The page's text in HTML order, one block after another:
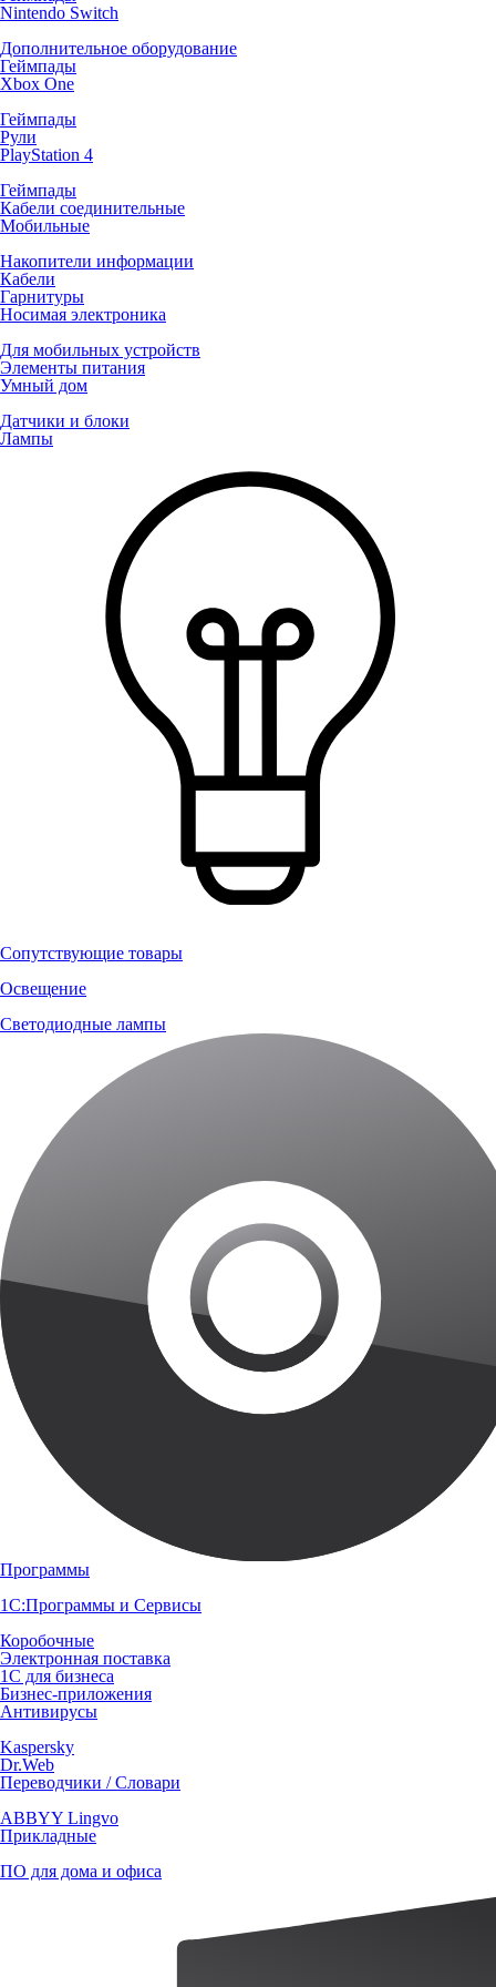
Nintendo Switch
Дополнительное оборудование
Геймпады
Xbox One
Геймпады
Рули
PlayStation 4
Геймпады
Кабели соединительные
Мобильные
Накопители информации
Кабели
Гарнитуры
Носимая электроника
Для мобильных устройств
Элементы питания
Умный дом
Датчики и блоки
Лампы
Сопутствующие товары
Освещение
Светодиодные лампы
Программы
1С:Программы и Сервисы
Коробочные
Электронная поставка
1С для бизнеса
Бизнес-приложения
Антивирусы
Kaspersky
Dr.Web
Переводчики / Словари
ABBYY Lingvo
Прикладные
ПО для дома и офиса